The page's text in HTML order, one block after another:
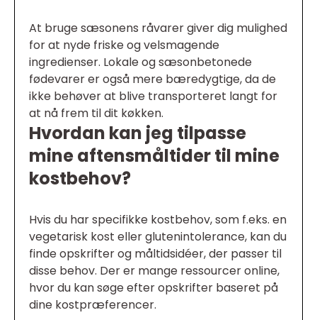
At bruge sæsonens råvarer giver dig mulighed
for at nyde friske og velsmagende
ingredienser. Lokale og sæsonbetonede
fødevarer er også mere bæredygtige, da de
ikke behøver at blive transporteret langt for
at nå frem til dit køkken.
Hvordan kan jeg tilpasse
mine aftensmåltider til mine
kostbehov?
Hvis du har specifikke kostbehov, som f.eks. en
vegetarisk kost eller glutenintolerance, kan du
finde opskrifter og måltidsidéer, der passer til
disse behov. Der er mange ressourcer online,
hvor du kan søge efter opskrifter baseret på
dine kostpræferencer.